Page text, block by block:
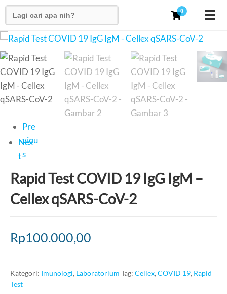
for:
0
Pre
viou
s
Nex
t
Rapid Test COVID 19 IgG IgM –
Cellex qSARS-CoV-2
Rp100.000,00
Kategori: Imunologi, Laboratorium Tag: Cellex, COVID 19, Rapid
Test